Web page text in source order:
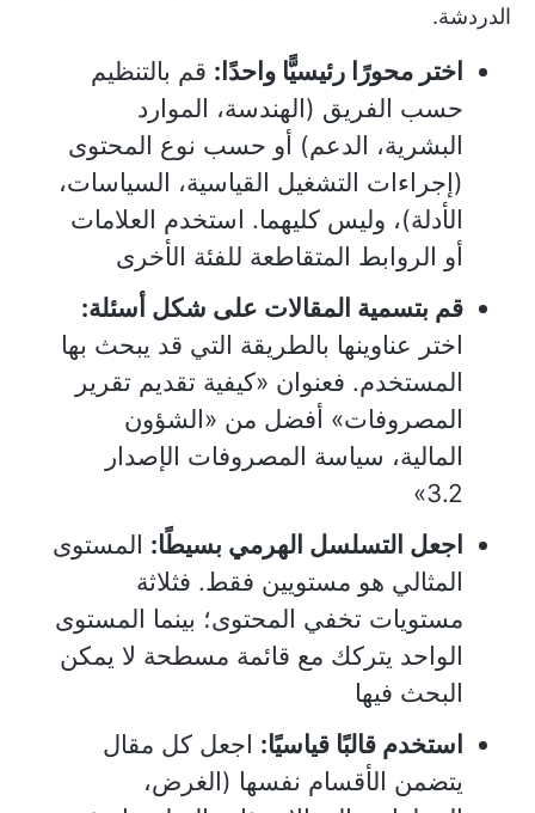
الدردشة.
اختر محورًا رئيسيًّا واحدًا: قم بالتنظيم
حسب الفريق (الهندسة، الموارد
البشرية، الدعم) أو حسب نوع المحتوى
(إجراءات التشغيل القياسية، السياسات،
الأدلة)، وليس كليهما. استخدم العلامات
أو الروابط المتقاطعة للفئة الأخرى
قم بتسمية المقالات على شكل أسئلة:
اختر عناوينها بالطريقة التي قد يبحث بها
المستخدم. فعنوان «كيفية تقديم تقرير
المصروفات» أفضل من «الشؤون
المالية، سياسة المصروفات الإصدار
3.2»
اجعل التسلسل الهرمي بسيطًا: المستوى
المثالي هو مستويين فقط. فثلاثة
مستويات تخفي المحتوى؛ بينما المستوى
الواحد يتركك مع قائمة مسطحة لا يمكن
البحث فيها
استخدم قالبًا قياسيًا: اجعل كل مقال
يتضمن الأقسام نفسها (الغرض،